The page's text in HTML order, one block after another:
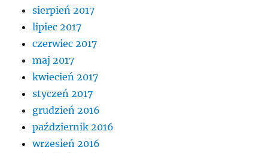
sierpień 2017
lipiec 2017
czerwiec 2017
maj 2017
kwiecień 2017
styczeń 2017
grudzień 2016
październik 2016
wrzesień 2016